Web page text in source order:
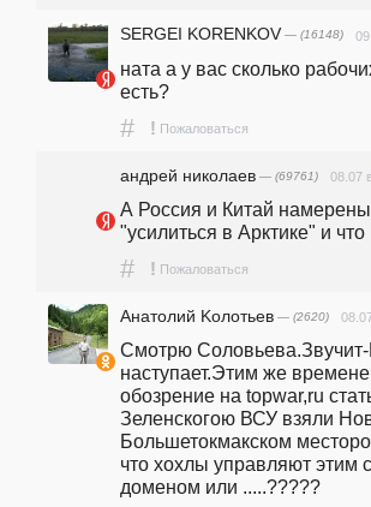
SERGEI KORENKOV — (16148)
ната а у вас сколько
есть?
# ! Пожаловаться
андpeй николаев — (69761) 08.07
А Россия и Китай
"усилиться в Арктике" и
# ! Пожаловаться
Анатолий Koлотьев — (2620)
Смотрю
наступает.Этим же
обозрение на topwar,ru
Зеленскогою ВСУ взяли
Большетокмакском
что хохлы управляют этим
доменом или .....?????